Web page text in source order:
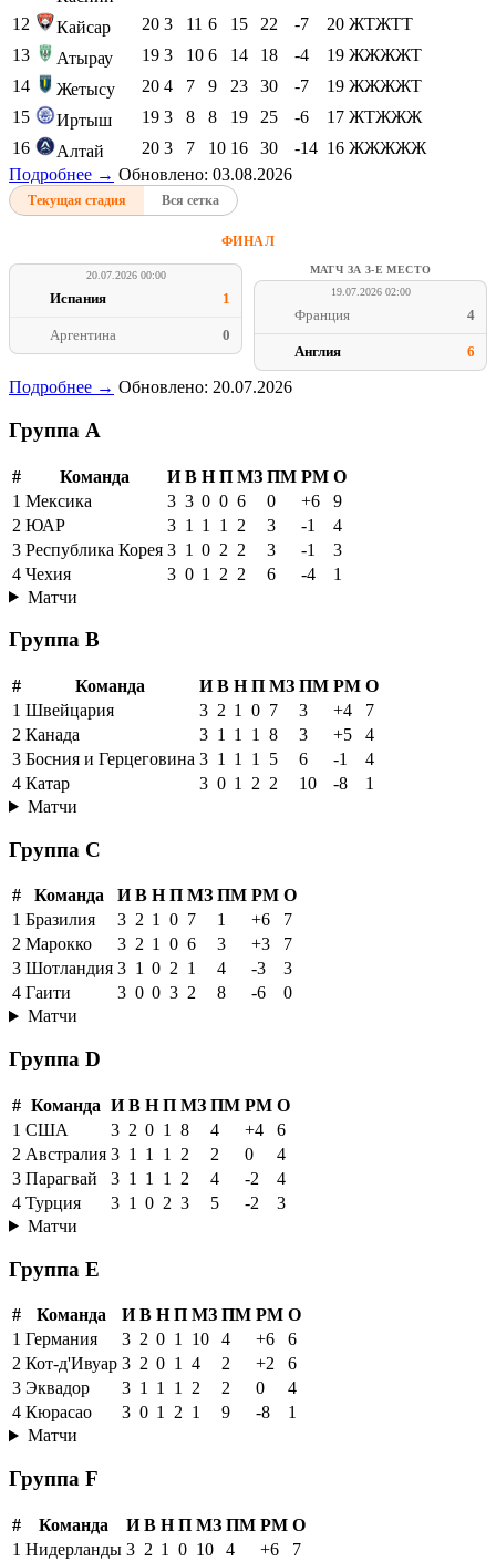
12
Кайсар 20 3 11 6 15 22 -7 20 ЖТЖТТ
13
Атырау 19 3 10 6 14 18 -4 19 ЖЖЖЖТ
14
Жетысу 20 4 7 9 23 30 -7 19 ЖЖЖЖТ
15
Иртыш 19 3 8 8 19 25 -6 17 ЖТЖЖЖ
16
Алтай 20 3 7 10 16 30 -14 16 ЖЖЖЖЖ
Подробнее → Обновлено: 03.08.2026
Текущая стадия Вся сетка
ФИНАЛ
20.07.2026 00:00
Испания 1
Аргентина 0
МАТЧ ЗА 3-Е МЕСТО
19.07.2026 02:00
Франция 4
Англия 6
Подробнее → Обновлено: 20.07.2026
Группа A
# Команда И В Н П МЗ ПМ РМ О
1 Мексика 3 3 0 0 6 0 +6
9
2 ЮАР 3 1 1 1 2 3 -1
4
3 Республика Корея 3 1 0 2 2 3 -1
3
4 Чехия 3 0 1 2 2 6 -4
1
Матчи
Группа B
# Команда И В Н П МЗ ПМ РМ О
1 Швейцария 3 2 1 0 7 3 +4
7
2 Канада 3 1 1 1 8 3 +5
4
3 Босния и Герцеговина 3 1 1 1 5 6 -1
4
4 Катар 3 0 1 2 2 10 -8
1
Матчи
Группа C
# Команда И В Н П МЗ ПМ РМ О
1 Бразилия 3 2 1 0 7 1 +6
7
2 Марокко 3 2 1 0 6 3 +3
7
3 Шотландия 3 1 0 2 1 4 -3
3
4 Гаити 3 0 0 3 2 8 -6
0
Матчи
Группа D
# Команда И В Н П МЗ ПМ РМ О
1 США 3 2 0 1 8 4 +4
6
2 Австралия 3 1 1 1 2 2 0
4
3 Парагвай 3 1 1 1 2 4 -2
4
4 Турция 3 1 0 2 3 5 -2
3
Матчи
Группа E
# Команда И В Н П МЗ ПМ РМ О
1 Германия 3 2 0 1 10 4 +6
6
2 Кот-д'Ивуар 3 2 0 1 4 2 +2
6
3 Эквадор 3 1 1 1 2 2 0
4
4 Кюрасао 3 0 1 2 1 9 -8
1
Матчи
Группа F
# Команда И В Н П МЗ ПМ РМ О
1 Нидерланды 3 2 1 0 10 4 +6
7